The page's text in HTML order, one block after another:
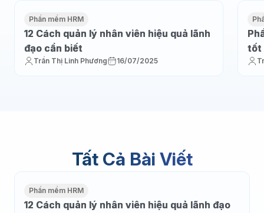
Phần mềm HRM
12 Cách quản lý nhân viên hiệu quả lãnh
đạo cần biết
Trần Thị Linh Phương 16/07/2025
tốt
Tất Cả Bài Viết
Phần mềm HRM
12 Cách quản lý nhân viên hiệu quả lãnh đạo